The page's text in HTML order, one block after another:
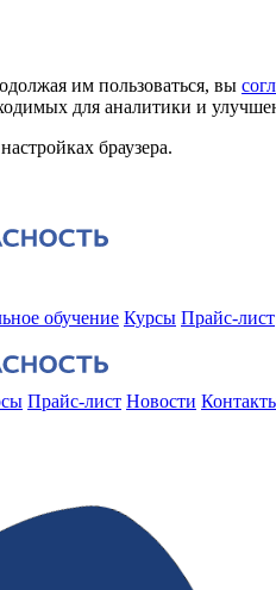
им пользоваться, вы
для аналитики и
браузера.
обучение Курсы Прайс-лист
Прайс-лист Новости